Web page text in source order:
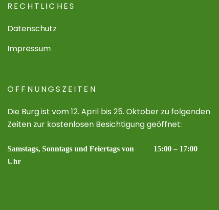
RECHTLICHES
Datenschutz
Impressum
ÖFFNUNGSZEITEN
Die Burg ist vom 12. April bis 25. Oktober zu folgenden
Zeiten zur kostenlosen Besichtigung geöffnet:
Samstags, Sonntags und Feiertags von 15:00 – 17:00
Uhr